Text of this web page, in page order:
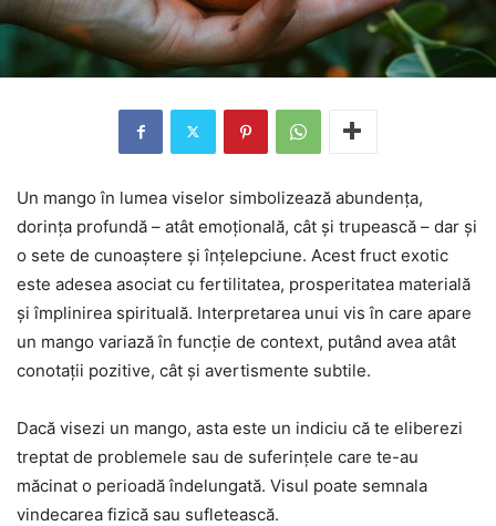
Un mango în lumea viselor simbolizează abundența,
dorința profundă – atât emoțională, cât și trupească – dar și
o sete de cunoaștere și înțelepciune. Acest fruct exotic
este adesea asociat cu fertilitatea, prosperitatea materială
și împlinirea spirituală. Interpretarea unui vis în care apare
un mango variază în funcție de context, putând avea atât
conotații pozitive, cât și avertismente subtile.
Dacă visezi un mango, asta este un indiciu că te eliberezi
treptat de problemele sau de suferințele care te-au
măcinat o perioadă îndelungată. Visul poate semnala
vindecarea fizică sau sufletească.